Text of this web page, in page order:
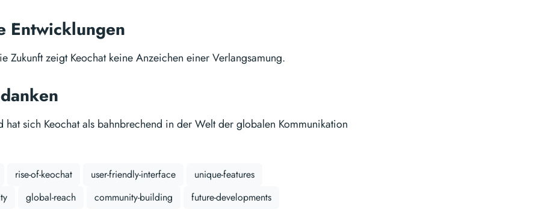
Entwicklungen
Zukunft zeigt Keochat keine Anzeichen einer Verlangsamung.
hat sich Keochat als bahnbrechend in der Welt der globalen Kommunikation
rise-of-keochat user-friendly-interface
unique-features
global-reach community-building
future-developments